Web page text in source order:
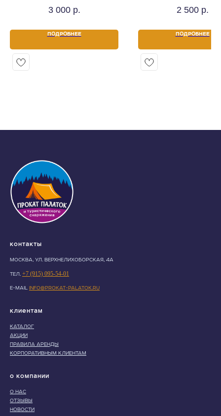
3 000 р.
ПОДРОБНЕЕ
2 500 р.
ПОДРОБНЕЕ
Контакты
МОСКВА, УЛ. ВЕРХНЕЛИХОБОРСКАЯ, 4А
ТЕЛ. +7 (915) 095-54-01
E-MAIL INFO@PROKAT-PALATOK.RU
Клиентам
КАТАЛОГ
АКЦИИ
ПРАВИЛА АРЕНДЫ
КОРПОРАТИВНЫМ КЛИЕНТАМ
О компании
О НАС
ОТЗЫВЫ
НОВОСТИ